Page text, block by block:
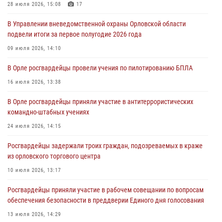
Дня ВДВ
В Орле росгвардейцы приняли участие в учениях на избирательном
участке
Жительница Мценска сдала в Росгвардию незарегистрированное
31 июля 2026, 13:16
28 июля 2026, 15:08 17
В Управлении вневедомственной охраны Орловской области
подвели итоги за первое полугодие 2026 года
09 июля 2026, 14:10
В Орле росгвардейцы провели учения по пилотированию БПЛА
16 июля 2026, 13:38
В Орле росгвардейцы приняли участие в антитеррористических
командно-штабных учениях
24 июля 2026, 14:15
Росгвардейцы задержали троих граждан, подозреваемых в краже
из орловского торгового центра
10 июля 2026, 13:17
Росгвардейцы приняли участие в рабочем совещании по вопросам
обеспечения безопасности в преддверии Единого дня голосования
13 июля 2026, 14:29